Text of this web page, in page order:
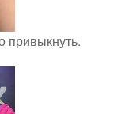
привыкнуть.